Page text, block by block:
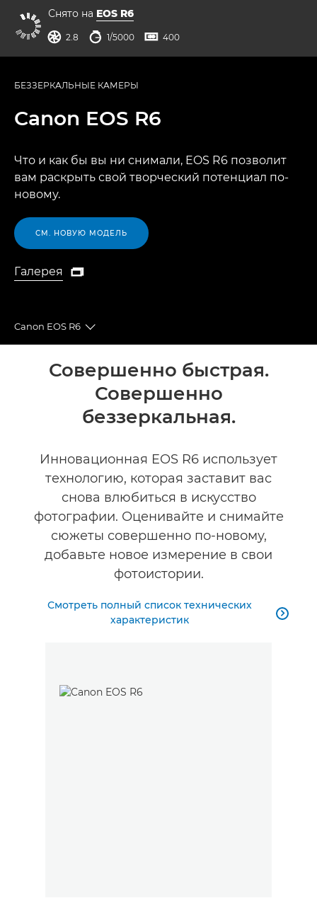
Снято на EOS R6
диафрагма
 2.8 выдержка
 1/5000 ISO
 400
БЕЗЗЕРКАЛЬНЫЕ КАМЕРЫ
Canon EOS R6
Что и как бы вы ни снимали, EOS R6 позволит
вам раскрыть свой творческий потенциал по-
новому.
СМ. НОВУЮ МОДЕЛЬ
Галерея
Галерея

Canon EOS R6
Toggle breadcrumbs
Общая информация
Технические характеристики
Аксессуары
Совершенно быстрая.
Совершенно
беззеркальная.
Инновационная EOS R6 использует
технологию, которая заставит вас
снова влюбиться в искусство
фотографии. Оценивайте и снимайте
сюжеты совершенно по-новому,
добавьте новое измерение в свои
фотоистории.
Смотреть полный список технических
характеристик
